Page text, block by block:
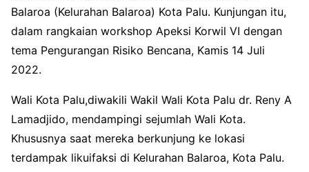
Balaroa (Kelurahan Balaroa) Kota Palu. Kunjungan itu,
dalam rangkaian workshop Apeksi Korwil VI dengan
tema Pengurangan Risiko Bencana, Kamis 14 Juli
2022.
Wali Kota Palu,diwakili Wakil Wali Kota Palu dr. Reny A
Lamadjido, mendampingi sejumlah Wali Kota.
Khususnya saat mereka berkunjung ke lokasi
terdampak likuifaksi di Kelurahan Balaroa, Kota Palu.